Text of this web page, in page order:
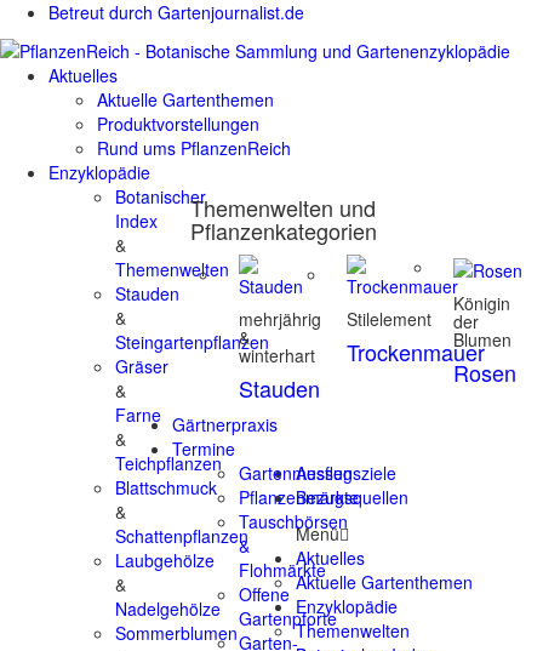
Betreut durch Gartenjournalist.de
Aktuelles
Aktuelle Gartenthemen
Produktvorstellungen
Rund ums PflanzenReich
Enzyklopädie
Botanischer
Index
&
Themenwelten
Stauden
&
Steingartenpflanzen
Gräser
&
Farne
&
Teichpflanzen
Blattschmuck
&
Schattenpflanzen
Laubgehölze
&
Nadelgehölze
Sommerblumen
Themenwelten und
Pflanzenkategorien
mehrjährig
&
winterhart
Stauden
Stilelement
Trockenmauer
Königin
der
Blumen
Rosen
Gärtnerpraxis
Termine
Gartenmessen
Pflanzenmärkte
Tauschbörsen
&
Flohmärkte
Offene
Gartenpforte
Garten-
Ausflugsziele
Bezugsquellen
Menü
Aktuelles
Aktuelle Gartenthemen
Enzyklopädie
Themenwelten